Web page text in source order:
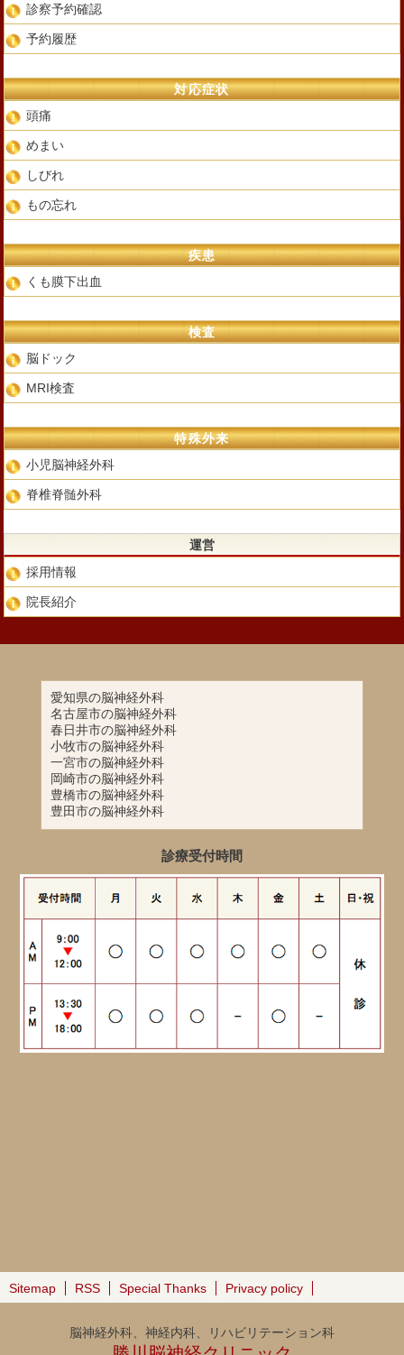
診察予約確認
予約履歴
対応症状
頭痛
めまい
しびれ
もの忘れ
疾患
くも膜下出血
検査
脳ドック
MRI検査
特殊外来
小児脳神経外科
脊椎脊髄外科
運営
採用情報
院長紹介
愛知県の脳神経外科
名古屋市の脳神経外科
春日井市の脳神経外科
小牧市の脳神経外科
一宮市の脳神経外科
岡崎市の脳神経外科
豊橋市の脳神経外科
豊田市の脳神経外科
診療受付時間
Sitemap RSS Special Thanks Privacy policy
脳神経外科、神経内科、リハビリテーション科